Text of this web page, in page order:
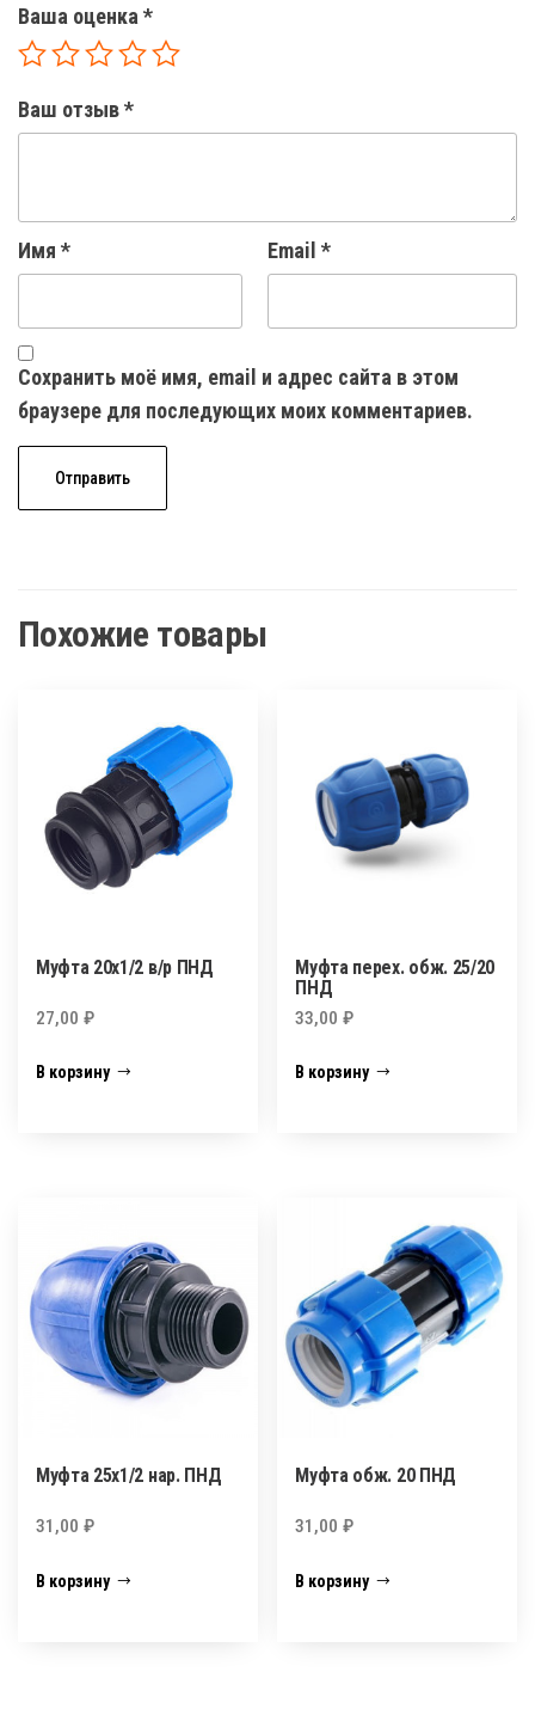
Ваша оценка *
Ваш отзыв*
Имя * Email *
Сохранить моё имя, email и адрес сайта в этом
браузере для последующих моих комментариев.
Похожие товары
Муфта 20х1/2 в/р ПНД
27,00 ₽
В корзину
Муфта перех. обж. 25/20
ПНД
33,00₽
В корзину
Муфта 25х1/2 нар. ПНД
31,00 ₽
В корзину
Муфта обж. 20 ПНД
31,00₽
В корзину